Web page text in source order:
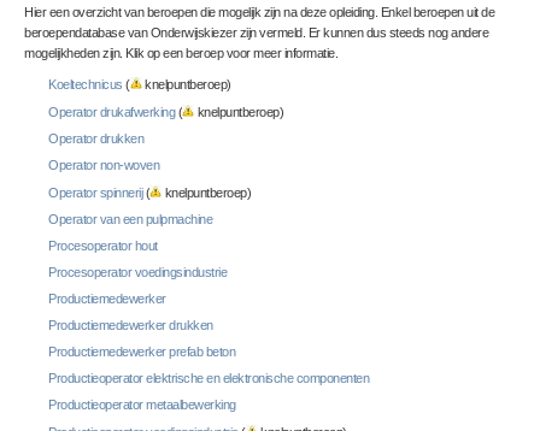
Hier een overzicht van beroepen die mogelijk zijn na deze opleiding. Enkel beroepen uit de
beroependatabase van Onderwijskiezer zijn vermeld. Er kunnen dus steeds nog andere
mogelijkheden zijn. Klik op een beroep voor meer informatie.
Koeltechnicus (
knelpuntberoep)
Operator drukafwerking(
knelpuntberoep)
Operator drukken
Operator non-woven
Operator spinnerij(
knelpuntberoep)
Operator van een pulpmachine
Procesoperator hout
Procesoperator voedingsindustrie
Productiemedewerker
Productiemedewerker drukken
Productiemedewerker prefab beton
Productieoperator elektrische en elektronische componenten
Productieoperator metaalbewerking